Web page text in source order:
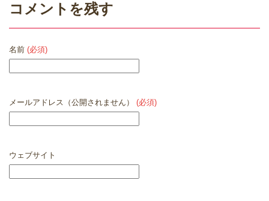
コメントを残す
名前 (必須)
メールアドレス（公開されません） (必須)
ウェブサイト